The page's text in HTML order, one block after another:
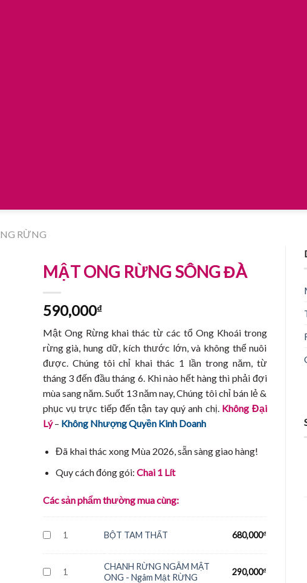
RỪNG
MẬT ONG RỪNG SÔNG ĐÀ
590,000₫
Mật Ong Rừng khai thác từ các tổ Ong Khoái trong
rừng già, hung dữ, kích thước lớn, và không thể nuôi
được. Chúng tôi chỉ khai thác 1 lần trong năm, từ
tháng 3 đến đầu tháng 6. Khi nào hết hàng thì phải đợi
mùa sang năm. Suốt 13 năm nay, Chúng tôi chỉ bán lẻ &
phục vụ trực tiếp đến tận tay quý anh chị. Không Đại
Lý– Không Nhượng Quyền Kinh Doanh
Đã khai thác xong Mùa 2026, sẵn sàng giao hàng!
Quy cách đóng gói: Chai 1 Lít
Các sản phẩm thường mua cùng:
1 BỘT TAM THẤT 680,000₫
1
CHANH RỪNG NGÂM MẬT
ONG - Ngâm Mật RỪNG
290,000₫